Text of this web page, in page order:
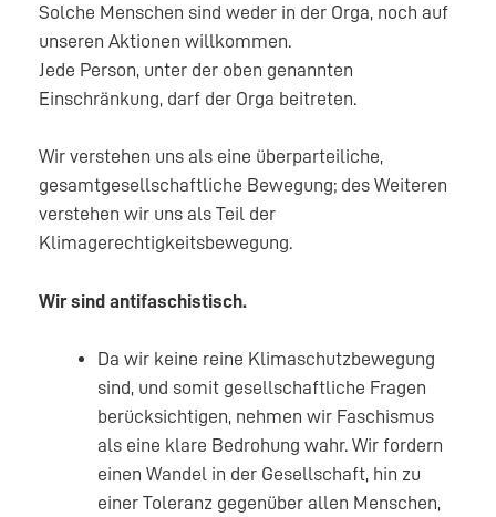
Solche Menschen sind weder in der Orga, noch auf
unseren Aktionen willkommen.
Jede Person, unter der oben genannten
Einschränkung, darf der Orga beitreten.
Wir verstehen uns als eine überparteiliche,
gesamtgesellschaftliche Bewegung; des Weiteren
verstehen wir uns als Teil der
Klimagerechtigkeitsbewegung.
Wir sind antifaschistisch.
Da wir keine reine Klimaschutzbewegung
sind, und somit gesellschaftliche Fragen
berücksichtigen, nehmen wir Faschismus
als eine klare Bedrohung wahr. Wir fordern
einen Wandel in der Gesellschaft, hin zu
einer Toleranz gegenüber allen Menschen,